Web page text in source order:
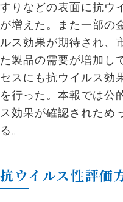
すりなどの表面に抗ウ
が増えた。また一部の
ルス効果が期待され、
た製品の需要が増加し
セスにも抗ウイルス効
を行った。本報では公
ス効果が確認されため
る。
抗ウイルス性評価